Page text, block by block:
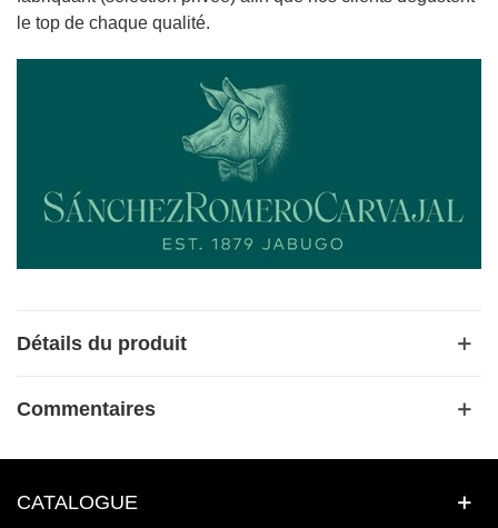
le top de chaque qualité.
Détails du produit
Commentaires
CATALOGUE